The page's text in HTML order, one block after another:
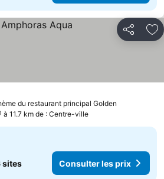
Partager
du restaurant principal Golden
à 11.7 km de : Centre-ville
sites Consulter les prix